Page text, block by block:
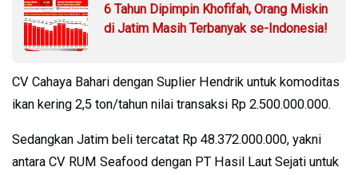
6 Tahun Dipimpin Khofifah, Orang Miskin
di Jatim Masih Terbanyak se-Indonesia!
CV Cahaya Bahari dengan Suplier Hendrik untuk komoditas
ikan kering 2,5 ton/tahun nilai transaksi Rp 2.500.000.000.
Sedangkan Jatim beli tercatat Rp 48.372.000.000, yakni
antara CV RUM Seafood dengan PT Hasil Laut Sejati untuk